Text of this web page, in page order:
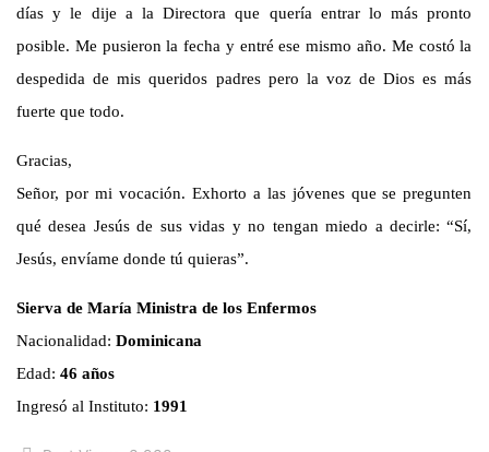
días y le dije a la Directora que quería entrar lo más pronto
posible. Me pusieron la fecha y entré ese mismo año. Me costó la
despedida de mis queridos padres pero la voz de Dios es más
fuerte que todo.
Gracias,
Señor, por mi vocación. Exhorto a las jóvenes que se pregunten
qué desea Jesús de sus vidas y no tengan miedo a decirle: “Sí,
Jesús, envíame donde tú quieras”.
Sierva de María Ministra de los Enfermos
Nacionalidad:Dominicana
Edad:46 años
Ingresó al Instituto: 1991